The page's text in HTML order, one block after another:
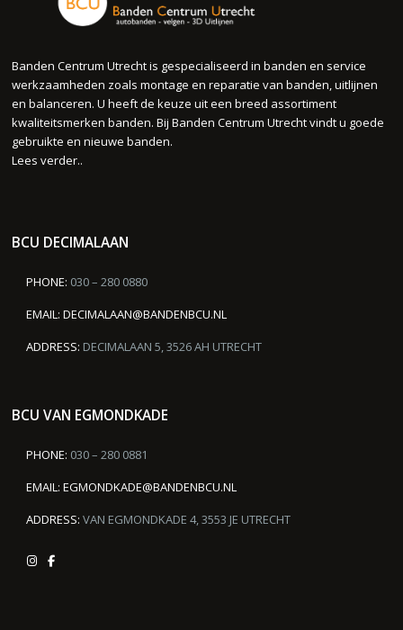
Banden Centrum Utrecht is gespecialiseerd in banden en service
werkzaamheden zoals montage en reparatie van banden, uitlijnen
en balanceren. U heeft de keuze uit een breed assortiment
kwaliteitsmerken banden. Bij Banden Centrum Utrecht vindt u goede
gebruikte en nieuwe banden.
Lees verder..
BCU DECIMALAAN
PHONE: 030 – 280 0880
EMAIL: DECIMALAAN@BANDENBCU.NL
ADDRESS: DECIMALAAN 5, 3526 AH UTRECHT
BCU VAN EGMONDKADE
PHONE: 030 – 280 0881
EMAIL: EGMONDKADE@BANDENBCU.NL
ADDRESS: VAN EGMONDKADE 4, 3553 JE UTRECHT